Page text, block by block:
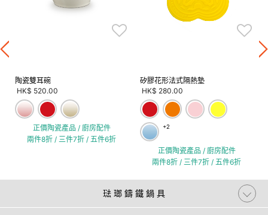
陶瓷雙耳碗
HK$ 520.00
正價陶瓷產品 / 廚房配件
兩件8折 / 三件7折 / 五件6折
矽膠花形法式隔熱墊
HK$ 280.00
+2
正價陶瓷產品 / 廚房配件
兩件8折 / 三件7折 / 五件6折
琺 瑯 鑄 鐵 鍋 具